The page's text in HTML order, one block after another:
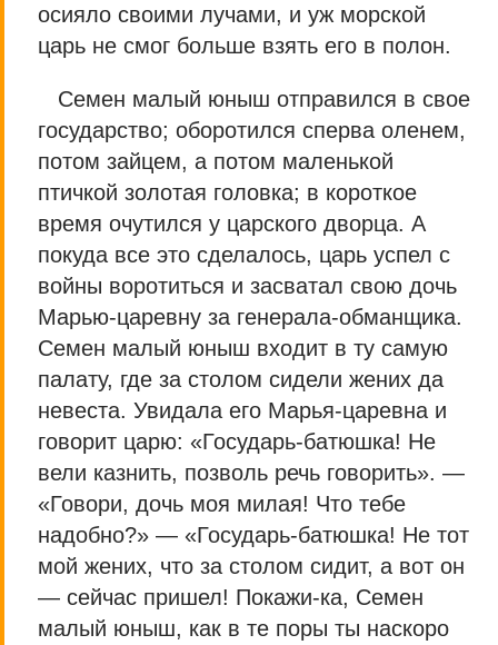
осияло своими лучами, и уж морской
царь не смог больше взять его в полон.
Семен малый юныш отправился в свое
государство; оборотился сперва оленем,
потом зайцем, а потом маленькой
птичкой золотая головка; в короткое
время очутился у царского дворца. А
покуда все это сделалось, царь успел с
войны воротиться и засватал свою дочь
Марью-царевну за генерала-обманщика.
Семен малый юныш входит в ту самую
палату, где за столом сидели жених да
невеста. Увидала его Марья-царевна и
говорит царю: «Государь-батюшка! Не
вели казнить, позволь речь говорить». —
«Говори, дочь моя милая! Что тебе
надобно?» — «Государь-батюшка! Не тот
мой жених, что за столом сидит, а вот он
— сейчас пришел! Покажи-ка, Семен
малый юныш, как в те поры ты наскоро